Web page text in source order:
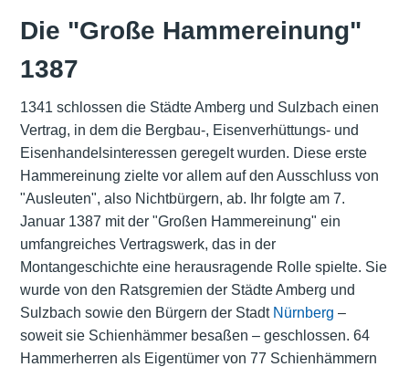
Die "Große Hammereinung"
1387
1341 schlossen die Städte Amberg und Sulzbach einen
Vertrag, in dem die Bergbau-, Eisenverhüttungs- und
Eisenhandelsinteressen geregelt wurden. Diese erste
Hammereinung zielte vor allem auf den Ausschluss von
"Ausleuten", also Nichtbürgern, ab. Ihr folgte am 7.
Januar 1387 mit der "Großen Hammereinung" ein
umfangreiches Vertragswerk, das in der
Montangeschichte eine herausragende Rolle spielte. Sie
wurde von den Ratsgremien der Städte Amberg und
Sulzbach sowie den Bürgern der Stadt Nürnberg –
soweit sie Schienhämmer besaßen – geschlossen. 64
Hammerherren als Eigentümer von 77 Schienhämmern